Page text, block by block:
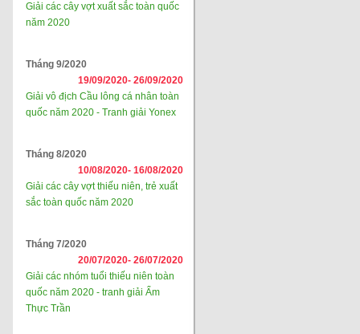
Giải các cây vợt xuất sắc toàn quốc
năm 2020
Tháng 9/2020
19/09/2020- 26/09/2020
Giải vô địch Cầu lông cá nhân toàn
quốc năm 2020 - Tranh giải Yonex
Tháng 8/2020
10/08/2020- 16/08/2020
Giải các cây vợt thiếu niên, trẻ xuất
sắc toàn quốc năm 2020
Tháng 7/2020
20/07/2020- 26/07/2020
Giải các nhóm tuổi thiếu niên toàn
quốc năm 2020 - tranh giải Ẩm
Thực Trần